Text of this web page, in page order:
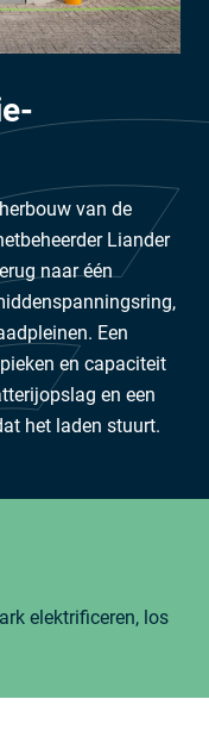
van de
Liander
naar één
Een
en capaciteit
en een
het laden stuurt.
elektrificeren, los
+31 6 48871854